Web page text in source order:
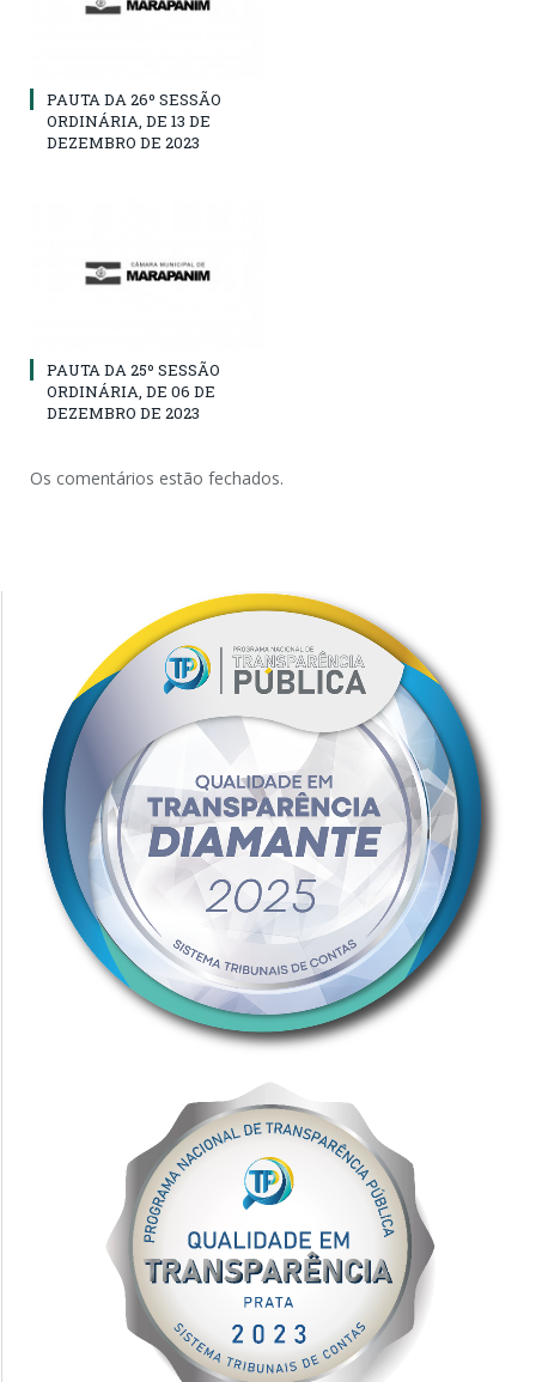
PAUTA DA 26º SESSÃO
ORDINÁRIA, DE 13 DE
DEZEMBRO DE 2023
PAUTA DA 25º SESSÃO
ORDINÁRIA, DE 06 DE
DEZEMBRO DE 2023
Os comentários estão fechados.